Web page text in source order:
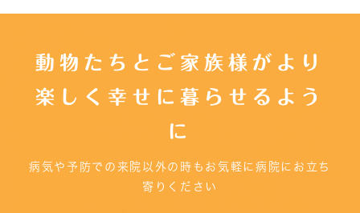
動物たちとご家族様がより
楽しく幸せに暮らせるよう
に
病気や予防での来院以外の時もお気軽に病院にお立ち
寄りください